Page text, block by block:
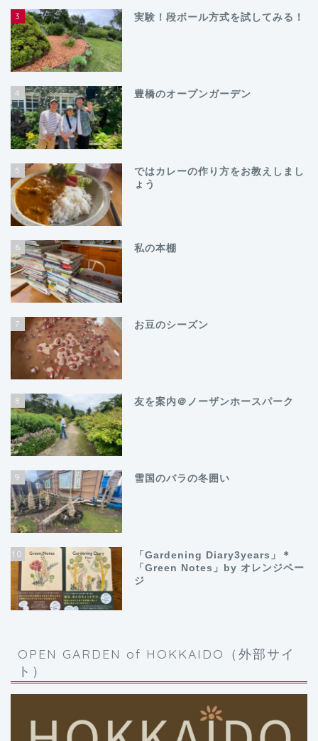
3 実験！段ボール方式を試してみる！
4 豊橋のオープンガーデン
5
ではカレーの作り方をお教えしまし
ょう
6 私の本棚
7 お豆のシーズン
8 友を案内＠ノーザンホースパーク
9 雪国のバラの冬囲い
10
「Gardening Diary3years」＊
「Green Notes」by オレンジペー
ジ
OPEN GARDEN of HOKKAIDO（外部サイ
ト）